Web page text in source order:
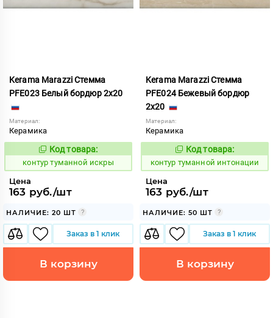
Kerama Marazzi Стемма
PFE023 Белый бордюр 2x20
Материал:
Керамика
763159
Код товара:
контур туманной искры
Цена
163 руб./шт
НАЛИЧИЕ: 20 ШТ
Заказ в 1 клик
В корзину
Kerama Marazzi Стемма
PFE024 Бежевый бордюр
2x20
Материал:
Керамика
763158
Код товара:
контур туманной интонации
Цена
163 руб./шт
НАЛИЧИЕ: 50 ШТ
Заказ в 1 клик
В корзину